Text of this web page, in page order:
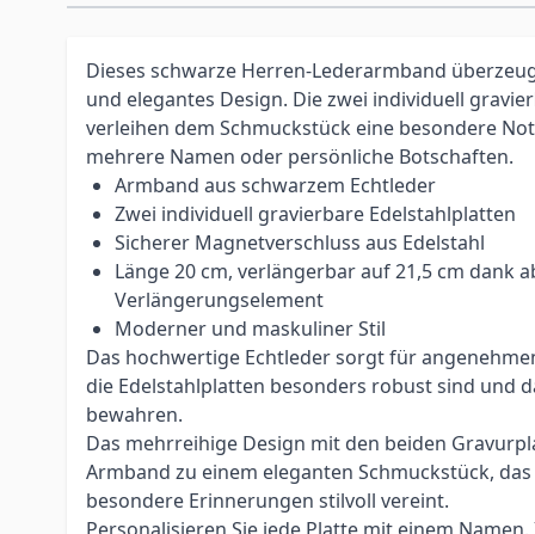
Dieses schwarze Herren-Lederarmband
und elegantes Design. Die zwei individuell
verleihen dem Schmuckstück eine besondere
mehrere Namen oder persönliche Botschaften.
Armband aus schwarzem Echtleder
Zwei individuell gravierbare Edelstahlplatten
Sicherer Magnetverschluss aus Edelstahl
Länge 20 cm, verlängerbar auf 21,5 cm dank
Verlängerungselement
Moderner und maskuliner Stil
Das hochwertige Echtleder sorgt für
die Edelstahlplatten besonders robust sind und
bewahren.
Das mehrreihige Design mit den beiden
Armband zu einem eleganten Schmuckstück,
besondere Erinnerungen stilvoll vereint.
Personalisieren Sie jede Platte mit einem